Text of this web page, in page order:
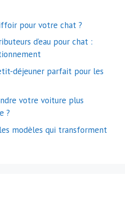
pour votre chat ?
d’eau pour chat :
déjeuner parfait pour les
votre voiture plus
?
modèles qui transforment